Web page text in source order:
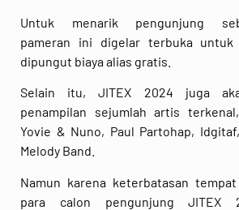
Untuk menarik pengunjung
pameran ini digelar terbuka
dipungut biaya alias gratis.
Selain itu, JITEX 2024 juga
penampilan sejumlah artis
Yovie & Nuno, Paul Partohap,
Melody Band.
Namun karena keterbatasan
para calon pengunjung JITEX